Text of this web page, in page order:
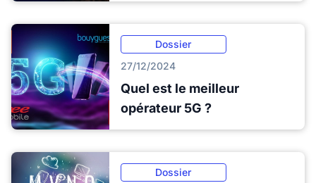
Dossier
27/12/2024
Quel est le meilleur
opérateur 5G ?
Dossier